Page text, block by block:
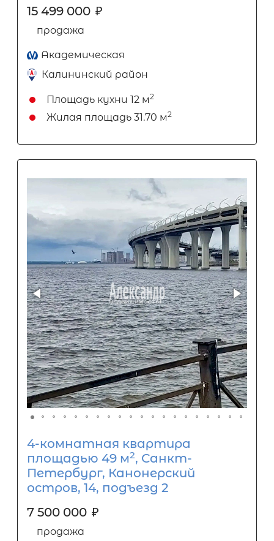
15 499 000 ₽
продажа
Академическая
Калининский район
Площадь кухни 12 м2
Жилая площадь 31.70 м2
4-комнатная квартира
площадью 49 м2, Санкт-
Петербург, Канонерский
остров, 14, подъезд 2
7 500 000 ₽
продажа